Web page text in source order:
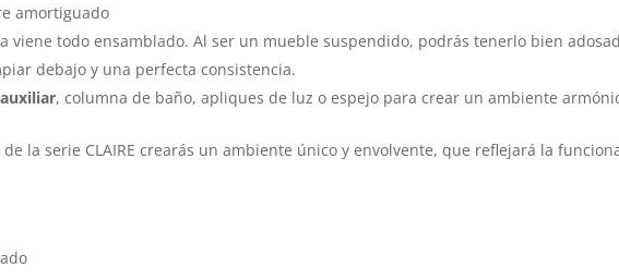
amortiguado
viene todo ensamblado. Al ser un mueble suspendido, podrás tenerlo bien
debajo y una perfecta consistencia.
, columna de baño, apliques de luz o espejo para crear un ambiente
la serie CLAIRE crearás un ambiente único y envolvente, que reflejará la